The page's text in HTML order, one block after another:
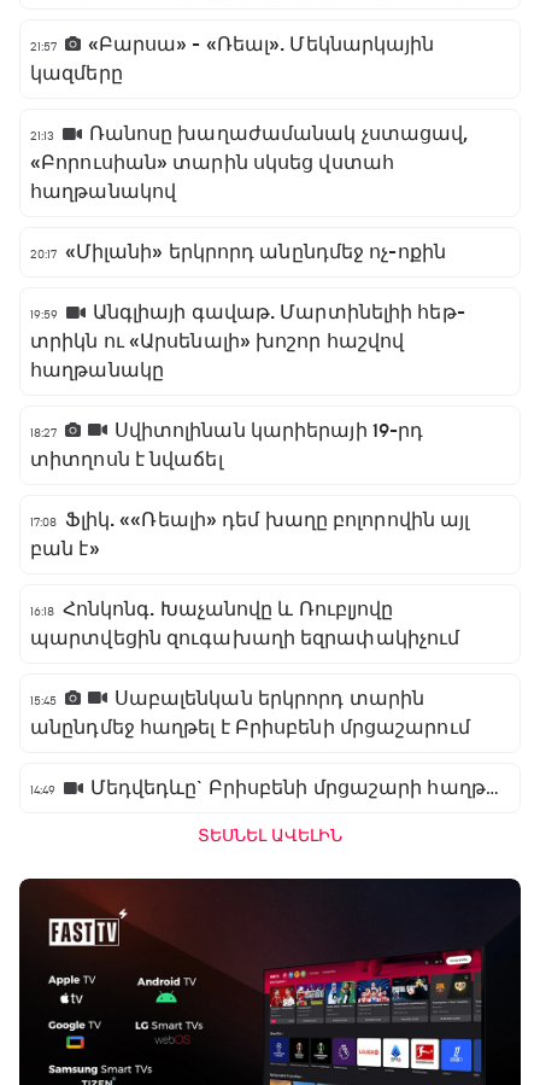
21:57
«Բարսա» - «Ռեալ». Մեկնարկային
կազմերը
21:13
Ռանոսը խաղաժամանակ չստացավ,
«Բորուսիան» տարին սկսեց վստահ
հաղթանակով
20:17 «Միլանի» երկրորդ անընդմեջ ոչ-ոքին
19:59
Անգլիայի գավաթ. Մարտինելիի հեթ-
տրիկն ու «Արսենալի» խոշոր հաշվով
հաղթանակը
18:27
Սվիտոլինան կարիերայի 19-րդ
տիտղոսն է նվաճել
17:08
Ֆլիկ. ««Ռեալի» դեմ խաղը բոլորովին այլ
բան է»
16:18 Հոնկոնգ. Խաչանովը և Ռուբլյովը
պարտվեցին զուգախաղի եզրափակիչում
15:45
Սաբալենկան երկրորդ տարին
անընդմեջ հաղթել է Բրիսբենի մրցաշարում
14:49 Մեդվեդևը` Բրիսբենի մրցաշարի հաղթող
ՏԵՍՆԵԼ ԱՎԵԼԻՆ